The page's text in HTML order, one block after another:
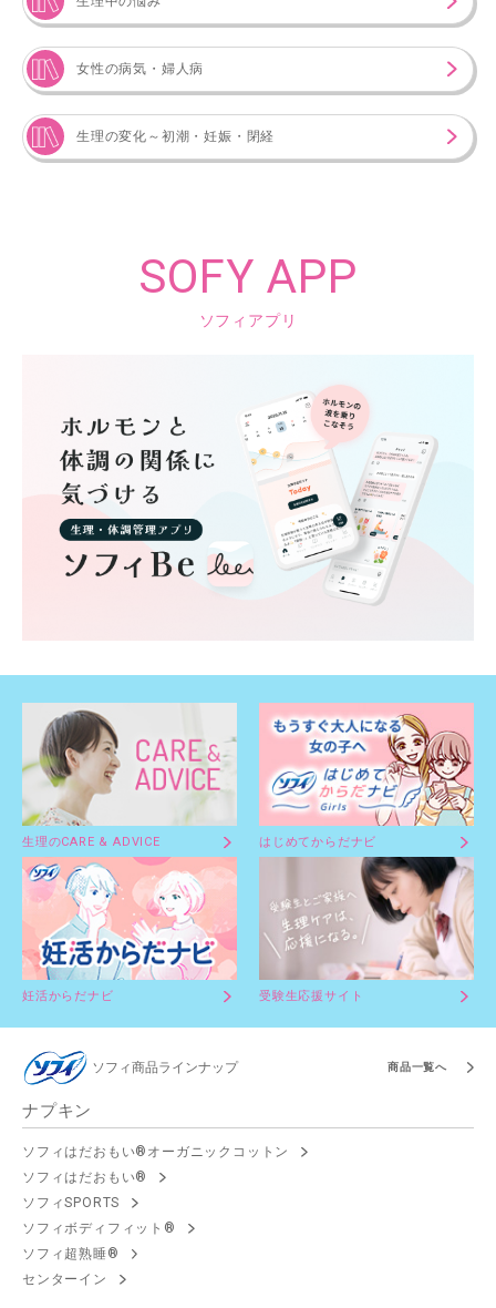
女性の病気・婦人病
生理の変化～初潮・妊娠・閉経
SOFY APP
ソフィアプリ
生理のCARE & ADVICE はじめてからだナビ
妊活からだナビ 受験生応援サイト
ソフィ商品ラインナップ 商品一覧へ
ナプキン
ソフィはだおもい®オーガニックコットン
ソフィはだおもい®
ソフィSPORTS
ソフィボディフィット®
ソフィ超熟睡®
センターイン